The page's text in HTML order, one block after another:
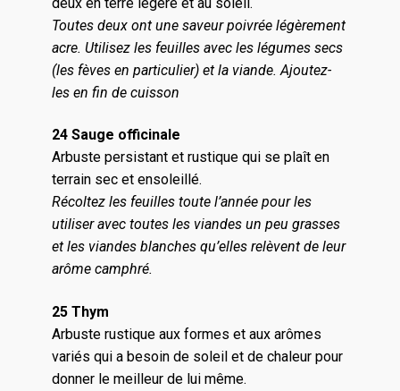
Toutes deux ont une saveur poivrée légèrement
acre. Utilisez les feuilles avec les légumes secs
(les fèves en particulier) et la viande. Ajoutez-
les en fin de cuisson
24 Sauge officinale
Arbuste persistant et rustique qui se plaît en
terrain sec et ensoleillé.
Récoltez les feuilles toute l’année pour les
utiliser avec toutes les viandes un peu grasses
et les viandes blanches qu’elles relèvent de leur
arôme camphré.
25 Thym
Arbuste rustique aux formes et aux arômes
variés qui a besoin de soleil et de chaleur pour
donner le meilleur de lui même.